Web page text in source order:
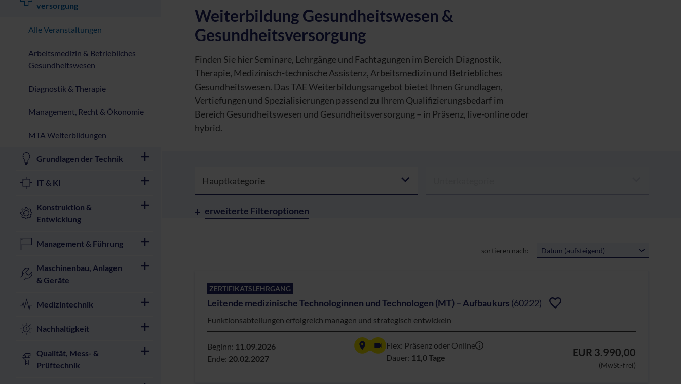
versorgung
Alle Veranstaltungen
Arbeitsmedizin & Betriebliches
Gesundheitswesen
Diagnostik & Therapie
Management, Recht & Ökonomie
MTA Weiterbildungen
Grundlagen der Technik
IT & KI
Konstruktion &
Entwicklung
Management & Führung
Maschinenbau, Anlagen
& Geräte
Medizintechnik
Nachhaltigkeit
Qualität, Mess- &
Prüftechnik
Weiterbildung Gesundheitswesen &
Gesundheitsversorgung
Finden Sie hier Seminare, Lehrgänge und Fachtagungen im Bereich Diagnostik,
Therapie, Medizinisch-technische Assistenz, Arbeitsmedizin und Betriebliches
Gesundheitswesen. Das TAE Weiterbildungsangebot bietet Ihnen Grundlagen,
Vertiefungen und Spezialisierungen passend zu Ihrem Qualifizierungsbedarf im
Bereich Gesundheitswesen und Gesundheitsversorgung – in Präsenz, live-online oder
hybrid.
Hauptkategorie
erweiterte Filteroptionen
sortieren nach: Datum (aufsteigend)
ZERTIFIKATSLEHRGANG
Leitende medizinische Technologinnen und Technologen (MT) – Aufbaukurs (60222)
Funktionsabteilungen erfolgreich managen und strategisch entwickeln
Beginn: 11.09.2026
Ende: 20.02.2027
Flex: Präsenz oder Online
Dauer: 11,0 Tage EUR 3.990,00
(MwSt.-frei)